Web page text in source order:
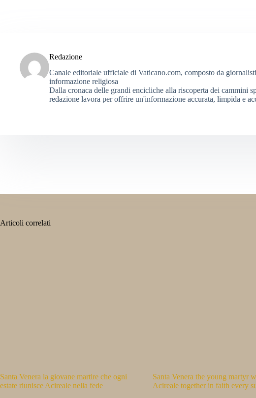
Redazione
Canale editoriale ufficiale di Vaticano.com, composto da
informazione religiosa
Dalla cronaca delle grandi encicliche alla riscoperta dei cammini
redazione lavora per offrire un'informazione accurata, limpida e
Articoli correlati
Santa Venera la giovane martire che ogni
estate riunisce Acireale nella fede
Santa Venera the young martyr
Acireale together in faith every